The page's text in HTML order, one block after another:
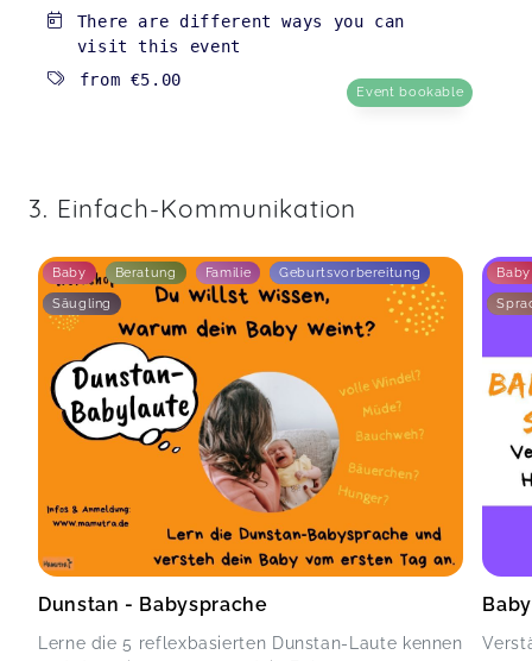
There are different ways you can
visit this event
from €5.00
Event bookable
3. Einfach-Kommunikation
Baby Beratung Familie Geburtsvorbereitung
Säugling
Dunstan - Babysprache
Lerne die 5 reflexbasierten Dunstan-Laute kennen
Baby